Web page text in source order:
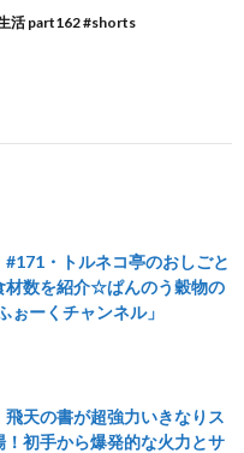
#171・トルネコ亭のおしごと
材数を紹介☆ぱんのう穀物の
ぉーくチャンネル」
飛天の書が超強力いきなりス
初手から爆発的な火力とサ